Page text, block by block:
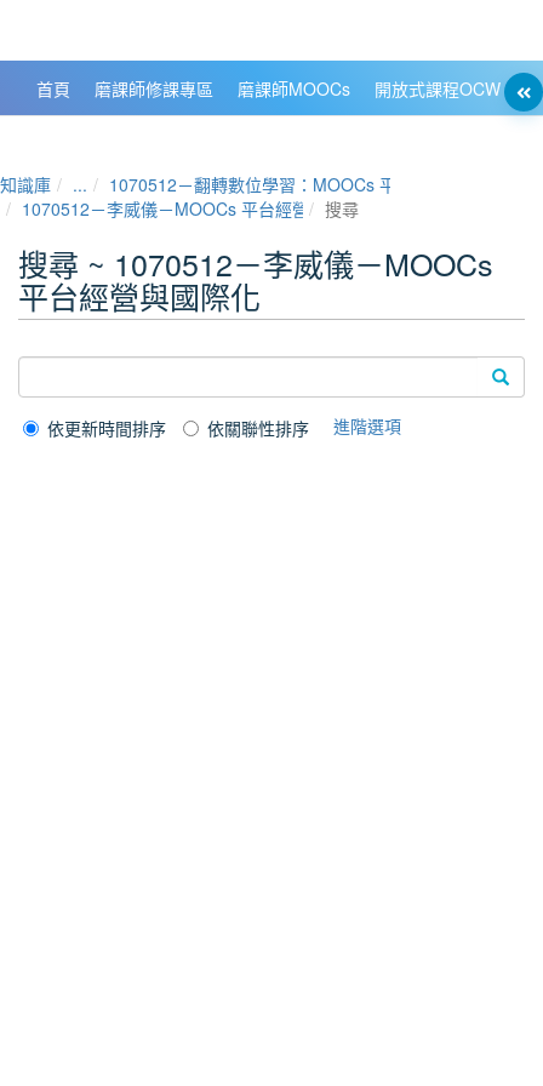
首頁 磨課師修課專區 磨課師MOOCs 開放式課程OCW
知識庫 ...
1070512－翻轉數位學習：MOOCs 平台經營與學習者分
1070512－李威儀－MOOCs 平台經營與國際化
搜尋
搜尋 ~ 1070512－李威儀－MOOCs
平台經營與國際化
依更新時間排序 依關聯性排序 進階選項